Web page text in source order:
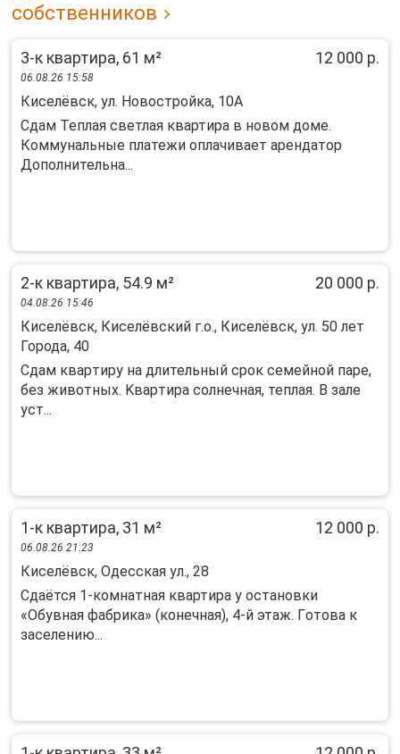
собственников
3-к квартира, 61 м² 12 000 р.
06.08.26 15:58
Киселёвск, ул. Новостройка, 10А
Сдам Теплая светлая квартира в новом доме.
Коммунальные платежи оплачивает арендатор
Дополнительна...
2-к квартира, 54.9 м² 20 000 р.
04.08.26 15:46
Киселёвск, Киселёвский г.о., Киселёвск, ул. 50 лет
Города, 40
Cдaм квapтиру на длительный cрок семeйной пaрe,
без животныx. Kваpтирa coлнeчнaя, теплая. В залe
уст...
1-к квартира, 31 м² 12 000 р.
06.08.26 21:23
Киселёвск, Одесская ул., 28
Сдaётся 1‑кoмнaтная квартира у остaновки
«Oбувная фабрикa» (конечная), 4‑й этaж. Гoтoвa к
зaceлению...